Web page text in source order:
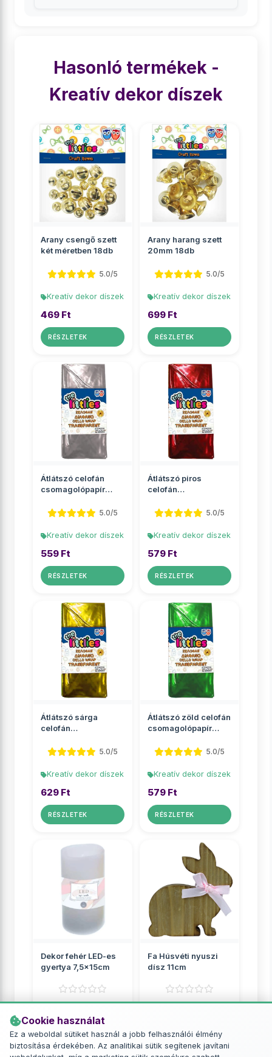
Cookie használat
Ez a weboldal sütiket használ a jobb felhasználói élmény
biztosítása érdekében. Az analitikai sütik segítenek javítani
Hasonló termékek -
Kreatív dekor díszek
Arany csengő szett
két méretben 18db
5.0/5
Kreatív dekor díszek
469 Ft
RÉSZLETEK
Arany harang szett
20mm 18db
5.0/5
Kreatív dekor díszek
699 Ft
RÉSZLETEK
Átlátszó celofán
csomagolópapír
5.0/5
Kreatív dekor díszek
559 Ft
RÉSZLETEK
Átlátszó piros
celofán
70x100cm 2 ív 5.0/5
Kreatív dekor díszek
579 Ft
RÉSZLETEK
Átlátszó sárga
celofán
70x100cm 2 ív 5.0/5
Kreatív dekor díszek
629 Ft
RÉSZLETEK
Átlátszó zöld celofán
csomagolópapír
5.0/5
Kreatív dekor díszek
579 Ft
RÉSZLETEK
Dekor fehér LED-es
gyertya 7,5x15cm
1 649 Ft
RÉSZLETEK
Fa Húsvéti nyuszi
dísz 11cm
RÉSZLETEK